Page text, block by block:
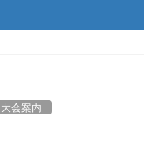
大会案内